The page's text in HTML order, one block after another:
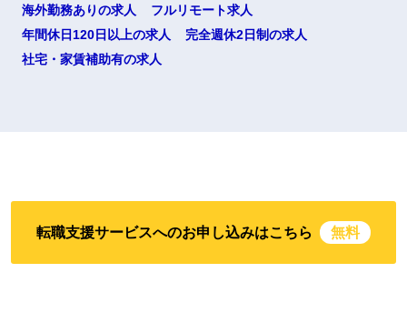
海外勤務ありの求人
フルリモート求人
年間休日120日以上の求人
完全週休2日制の求人
社宅・家賃補助有の求人
転職支援サービスへのお申し込みはこちら 無料